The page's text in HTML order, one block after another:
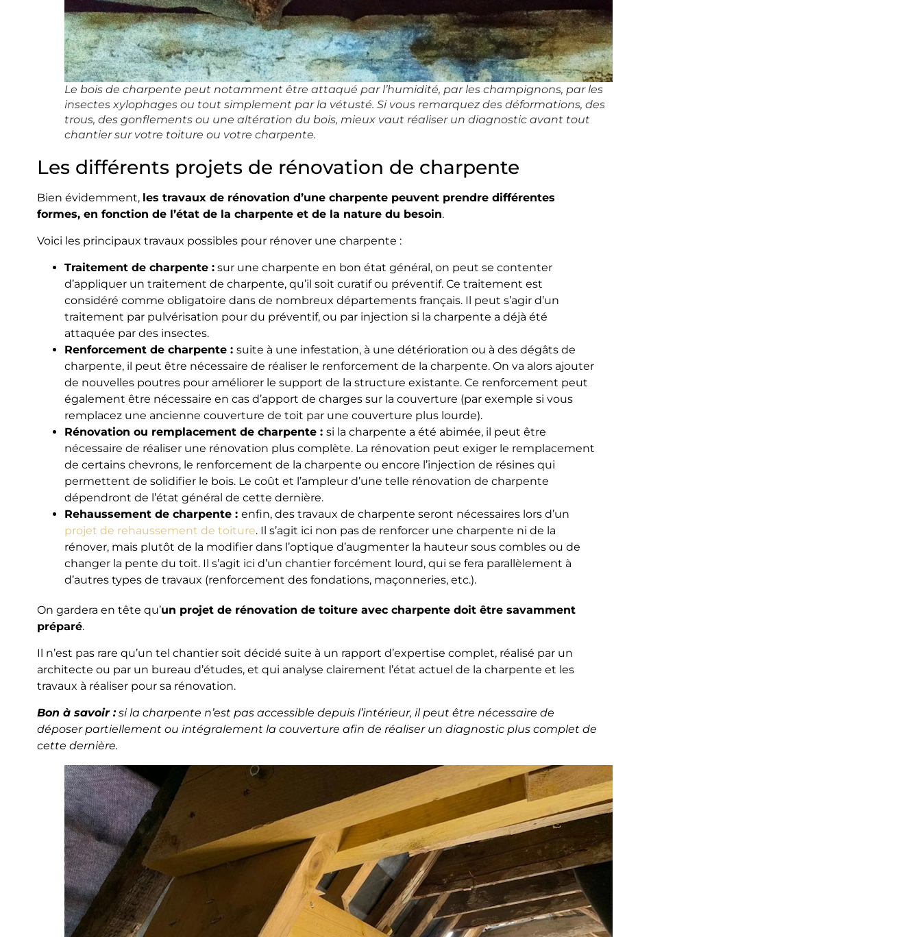
Le bois de charpente peut notamment être attaqué par l’humidité, par les champignons, par les
insectes xylophages ou tout simplement par la vétusté. Si vous remarquez des déformations, des
trous, des gonflements ou une altération du bois, mieux vaut réaliser un diagnostic avant tout
chantier sur votre toiture ou votre charpente.
Les différents projets de rénovation de charpente
Bien évidemment, les travaux de rénovation d’une charpente peuvent prendre différentes
formes, en fonction de l’état de la charpente et de la nature du besoin.
Voici les principaux travaux possibles pour rénover une charpente :
Traitement de charpente :sur une charpente en bon état général, on peut se contenter
d’appliquer un traitement de charpente, qu’il soit curatif ou préventif. Ce traitement est
considéré comme obligatoire dans de nombreux départements français. Il peut s’agir d’un
traitement par pulvérisation pour du préventif, ou par injection si la charpente a déjà été
attaquée par des insectes.
Renforcement de charpente : suite à une infestation, à une détérioration ou à des dégâts de
charpente, il peut être nécessaire de réaliser le renforcement de la charpente. On va alors ajouter
de nouvelles poutres pour améliorer le support de la structure existante. Ce renforcement peut
également être nécessaire en cas d’apport de charges sur la couverture (par exemple si vous
remplacez une ancienne couverture de toit par une couverture plus lourde).
Rénovation ou remplacement de charpente : si la charpente a été abimée, il peut être
nécessaire de réaliser une rénovation plus complète. La rénovation peut exiger le remplacement
de certains chevrons, le renforcement de la charpente ou encore l’injection de résines qui
permettent de solidifier le bois. Le coût et l’ampleur d’une telle rénovation de charpente
dépendront de l’état général de cette dernière.
Rehaussement de charpente : enfin, des travaux de charpente seront nécessaires lors d’un
projet de rehaussement de toiture. Il s’agit ici non pas de renforcer une charpente ni de la
rénover, mais plutôt de la modifier dans l’optique d’augmenter la hauteur sous combles ou de
changer la pente du toit. Il s’agit ici d’un chantier forcément lourd, qui se fera parallèlement à
d’autres types de travaux (renforcement des fondations, maçonneries, etc.).
On gardera en tête qu’un projet de rénovation de toiture avec charpente doit être savamment
préparé.
Il n’est pas rare qu’un tel chantier soit décidé suite à un rapport d’expertise complet, réalisé par un
architecte ou par un bureau d’études, et qui analyse clairement l’état actuel de la charpente et les
travaux à réaliser pour sa rénovation.
Bon à savoir :si la charpente n’est pas accessible depuis l’intérieur, il peut être nécessaire de
déposer partiellement ou intégralement la couverture afin de réaliser un diagnostic plus complet de
cette dernière.